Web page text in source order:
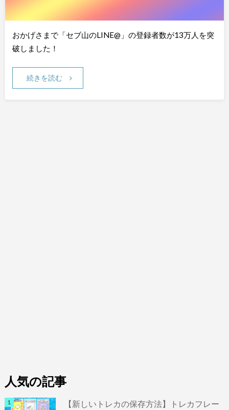
おかげさまで「セブ山のLINE@」の登録者数が13万人を突
破しました！
続きを読む
人気の記事
【新しいトレカの保存方法】トレカフレー